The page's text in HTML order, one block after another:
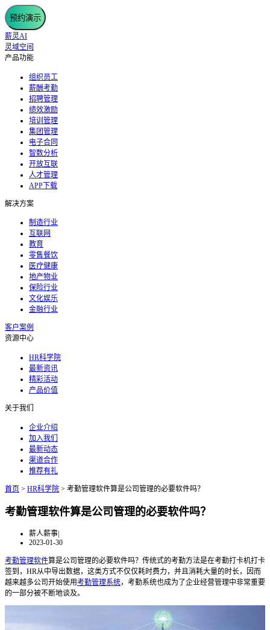
预约演示
薪灵AI
灵域空间
产品功能
组织员工
薪酬考勤
招聘管理
绩效激励
培训管理
集团管理
电子合同
智数分析
开放互联
人才管理
APP下载
解决方案
制造行业
互联网
教育
零售餐饮
医疗健康
地产物业
保险行业
文化娱乐
金融行业
客户案例
资源中心
HR科学院
最新资讯
精彩活动
产品价值
关于我们
企业介绍
加入我们
最新动态
渠道合作
推荐有礼
首页 > HR科学院 > 考勤管理软件算是公司管理的必要软件吗？
考勤管理软件算是公司管理的必要软件吗？
薪人薪事|
2023-01-30
考勤管理软件算是公司管理的必要软件吗？传统式的考勤方法是在考勤打卡机打卡
签到，HR从中导出数据，这类方式不仅仅耗时费力，并且消耗大量的时长，因而
越来越多公司开始使用考勤管理系统，考勤系统也成为了企业经营管理中非常重要
的一部分被不断地谈及。